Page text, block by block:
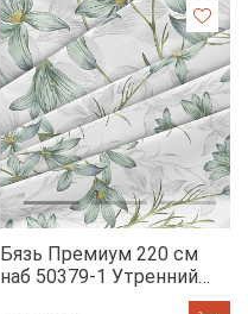
Бязь Премиум 220 см
наб 50379-1 Утренний